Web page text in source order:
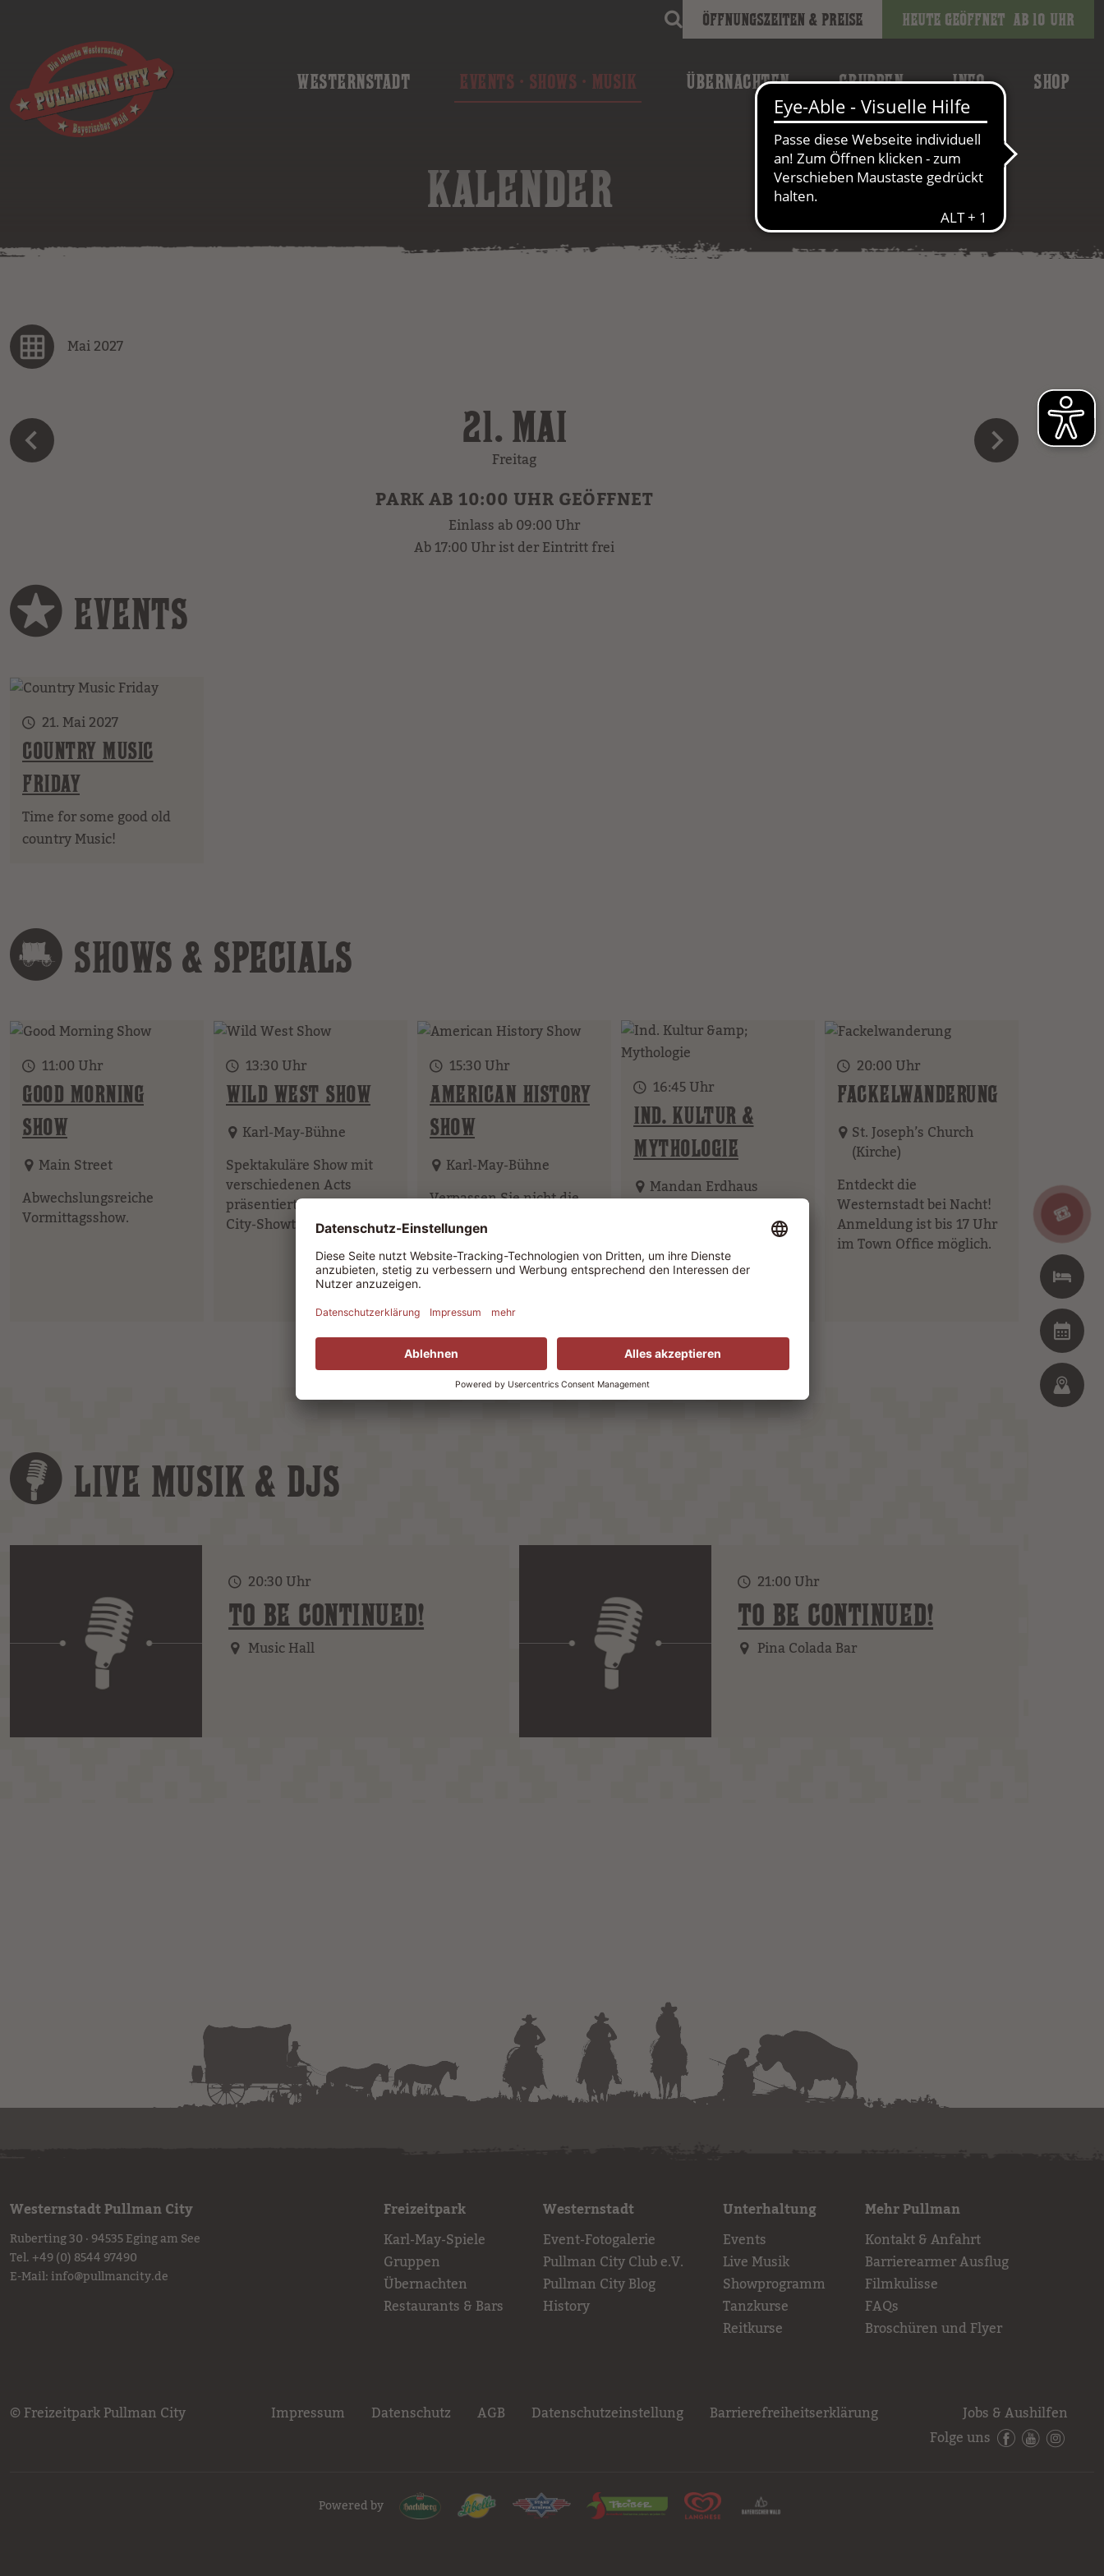
WESTERNSTADT EVENTS · SHOWS · MUSIK ÜBERNACHTEN GRUPPEN INFO SHOP
Öffnungszeiten & Preise Heute geöffnet ab 10 Uhr
KALENDER
Mai 2027
21. MAI
Freitag
PARK AB 10:00 UHR GEÖFFNET
Einlass ab 09:00 Uhr
Ab 17:00 Uhr ist der Eintritt frei
EVENTS
21. Mai 2027
COUNTRY MUSIC
FRIDAY
Time for some good old
country Music!
SHOWS & SPECIALS
11:00 Uhr
GOOD MORNING
SHOW
Main Street
Abwechslungsreiche
Vormittagsshow.
13:30 Uhr
WILD WEST SHOW
Karl-May-Bühne
Spektakuläre Show mit
verschiedenen Acts
präsentiert vom Pullman
City-Showteam.
15:30 Uhr
AMERICAN HISTORY
SHOW
Karl-May-Bühne
Verpassen Sie nicht die
große Showattraktion mit
Cowboys, Indianern,
Pferden & Rindern.
16:45 Uhr
IND. KULTUR &
MYTHOLOGIE
Mandan Erdhaus
Mythologie & Geschichte
der Native Americans.
Deren Leben früher und
20:00 Uhr
FACKELWANDERUNG
St. Joseph’s Church
(Kirche)
Entdeckt die
Westernstadt bei Nacht!
Anmeldung ist bis 17 Uhr
im Town Office möglich.
LIVE MUSIK & DJS
20:30 Uhr
TO BE CONTINUED!
Music Hall
21:00 Uhr
TO BE CONTINUED!
Pina Colada Bar
Westernstadt Pullman City
Ruberting 30 · 94535 Eging am See
Tel.+49 (0) 8544 97490
E-Mail:info@pullmancity.de
Freizeitpark
Karl-May-Spiele
Gruppen
Übernachten
Restaurants & Bars
Westernstadt
Event-Fotogalerie
Pullman City Club e.V.
Pullman City Blog
History
Unterhaltung
Events
Live Musik
Showprogramm
Tanzkurse
Reitkurse
Mehr Pullman
Kontakt & Anfahrt
Barrierearmer Ausflug
Filmkulisse
FAQs
Broschüren und Flyer
Impressum Datenschutz AGB Datenschutzeinstellung Barrierefreiheitserklärung
Jobs & Aushilfen
Folge uns Facebook
YouTube
© Freizeitpark Pullman City
Powered by